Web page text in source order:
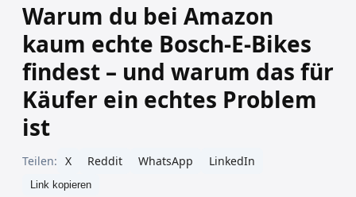
Warum du bei Amazon
kaum echte Bosch-E-Bikes
findest – und warum das für
Käufer ein echtes Problem
ist
Teilen: X Reddit WhatsApp LinkedIn
Link kopieren